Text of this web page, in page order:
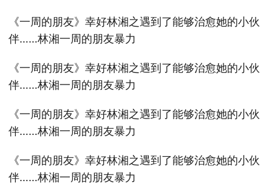
《一周的朋友》幸好林湘之遇到了能够治愈她的小伙
伴……林湘一周的朋友暴力
《一周的朋友》幸好林湘之遇到了能够治愈她的小伙
伴……林湘一周的朋友暴力
《一周的朋友》幸好林湘之遇到了能够治愈她的小伙
伴……林湘一周的朋友暴力
《一周的朋友》幸好林湘之遇到了能够治愈她的小伙
伴……林湘一周的朋友暴力